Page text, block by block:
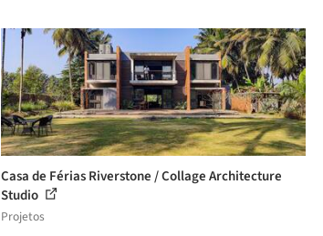
Casa de Férias Riverstone / Collage Architecture
Studio
Projetos